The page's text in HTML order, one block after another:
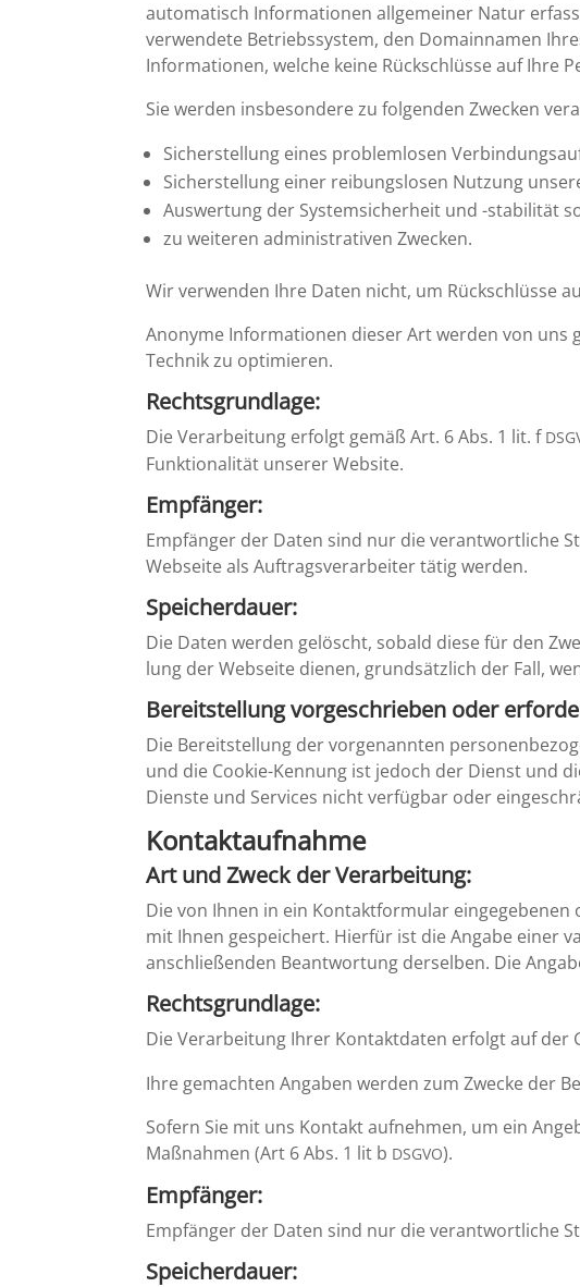
automa­tisch Infor­ma­tionen allge­meiner Natur
verwen­dete Betriebs­system, den Domain­namen
Infor­ma­tionen, welche keine Rückschlüsse auf Ihre
Sie werden insbe­son­dere zu folgenden Zwecken
Sicher­stel­lung eines problem­losen
Sicher­stel­lung einer reibungs­losen Nutzung
Auswer­tung der System­si­cher­heit und -stabi­lität
zu weiteren adminis­tra­tiven Zwecken.
Wir verwenden Ihre Daten nicht, um Rückschlüsse
Anonyme Infor­ma­tionen dieser Art werden von
Technik zu optimieren.
Rechts­grund­lage:
Die Verar­bei­tung erfolgt gemäß Art. 6 Abs. 1 lit. f
Funktio­na­lität unserer Website.
Empfänger:
Empfänger der Daten sind nur die verant­wort­liche
Webseite als Auftrags­ver­ar­beiter tätig werden.
Speicher­dauer:
Die Daten werden gelöscht, sobald diese für den
lung der Webseite dienen, grund­sätz­lich der Fall,
Bereit­stel­lung vorge­schrieben oder
Die Bereit­stel­lung der vorge­nannten
und die Cookie-Kennung ist jedoch der Dienst und
Dienste und Services nicht verfügbar oder
Kontakt­auf­nahme
Art und Zweck der Verarbeitung:
Die von Ihnen in ein Kontakt­for­mular
mit Ihnen gespei­chert. Hierfür ist die Angabe einer
anschlie­ßenden Beant­wor­tung derselben. Die
Rechts­grund­lage:
Die Verar­bei­tung Ihrer Kontakt­daten erfolgt auf der
Ihre gemachten Angaben werden zum Zwecke der
Sofern Sie mit uns Kontakt aufnehmen, um ein
Maßnahmen (Art 6 Abs. 1 lit b DSGVO).
Empfänger:
Empfänger der Daten sind nur die verant­wort­liche
Speicher­dauer: